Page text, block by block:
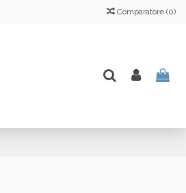
Comparatore (0)